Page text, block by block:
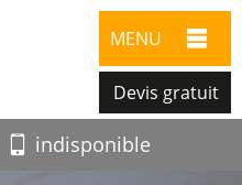
MENU
Devis gratuit
indisponible